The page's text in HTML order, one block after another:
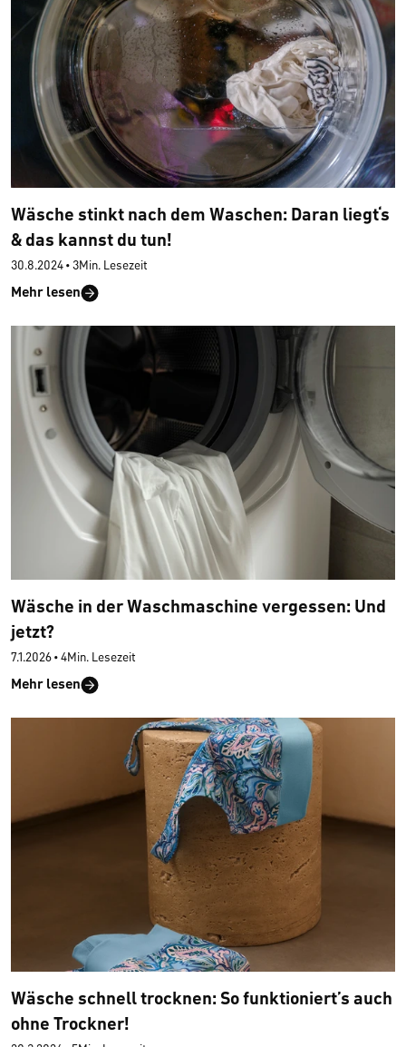
Wäsche stinkt nach dem Waschen: Daran liegt‘s
& das kannst du tun!
30.8.2024 • 3Min. Lesezeit
Mehr lesen
Wäsche in der Waschmaschine vergessen: Und
jetzt?
7.1.2026 • 4Min. Lesezeit
Mehr lesen
Wäsche schnell trocknen: So funktioniert’s auch
ohne Trockner!